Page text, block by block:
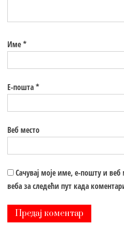
Име*
Е-пошта*
Веб место
Сачувај моје име, е-пошту и
веба за следећи пут када